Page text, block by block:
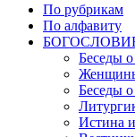
По рубрикам
По алфавиту
Беседы
Беседы
Истина